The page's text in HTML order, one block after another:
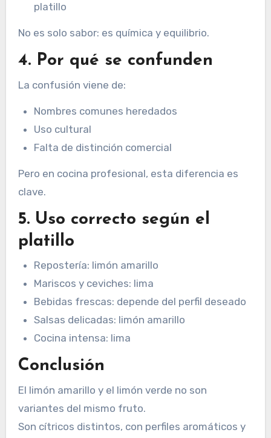
platillo
No es solo sabor: es química y equilibrio.
4. Por qué se confunden
La confusión viene de:
Nombres comunes heredados
Uso cultural
Falta de distinción comercial
Pero en cocina profesional, esta diferencia es
clave.
5. Uso correcto según el
platillo
Repostería: limón amarillo
Mariscos y ceviches: lima
Bebidas frescas: depende del perfil deseado
Salsas delicadas: limón amarillo
Cocina intensa: lima
Conclusión
El limón amarillo y el limón verde no son
variantes del mismo fruto.
Son cítricos distintos, con perfiles aromáticos y